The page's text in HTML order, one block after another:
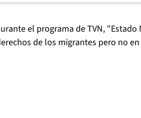
el programa de TVN,
de los migrantes pero no